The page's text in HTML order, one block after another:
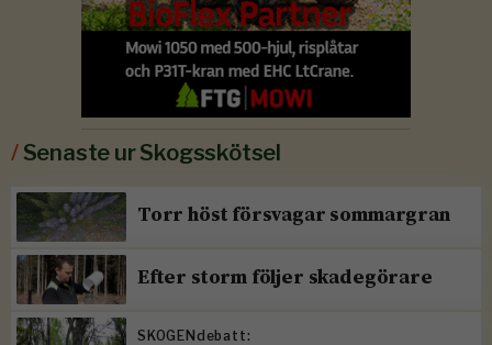
/Senaste ur Skogsskötsel
Torr höst försvagar sommargran
Efter storm följer skadegörare
SKOGENdebatt: